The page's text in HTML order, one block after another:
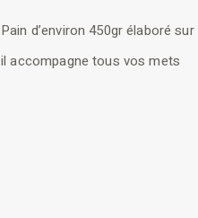
Pain d’environ 450gr élaboré
il accompagne tous vos mets